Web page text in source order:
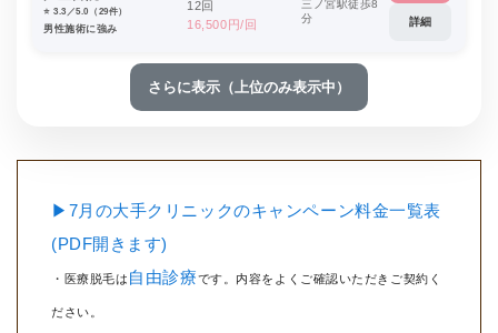
⭐️ 3.3／5.0（29件）
男性施術に強み
12回
16,500円/回
三ノ宮駅徒歩8
分
詳細
さらに表示（上位のみ表示中）
▶7月の大手クリニックのキャンペーン料金一覧表
(PDF開きます)
・医療脱毛は 自由診療です。内容をよくご確認いただきご契約く
ださい。